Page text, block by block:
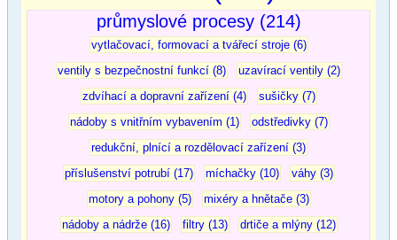
průmyslové procesy (214)
vytlačovací, formovací a tvářecí stroje (6)
ventily s bezpečnostní funkcí (8)
uzavírací ventily (2)
zdvíhací a dopravní zařízení (4)
sušičky (7)
nádoby s vnitřním vybavením (1)
odstředivky (7)
redukční, plnící a rozdělovací zařízení (3)
příslušenství potrubí (17)
míchačky (10)
váhy (3)
motory a pohony (5)
mixéry a hnětače (3)
nádoby a nádrže (16)
filtry (13)
drtiče a mlýny (12)